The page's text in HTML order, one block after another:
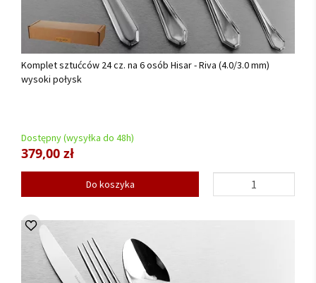
Komplet sztućców 24 cz. na 6 osób Hisar - Riva (4.0/3.0 mm)
wysoki połysk
Dostępny (wysyłka do 48h)
379,00 zł
Do koszyka